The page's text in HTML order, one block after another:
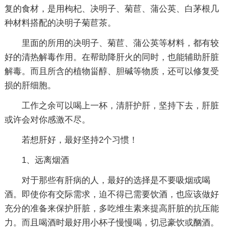
复的食材，是用枸杞、决明子、菊苣、蒲公英、白茅根几
种材料搭配的决明子菊苣茶。
里面的所用的决明子、菊苣、蒲公英等材料，都有较
好的清热解毒作用。在帮助降肝火的同时，也能辅助肝脏
解毒。而且所含的植物甾醇、胆碱等物质，还可以修复受
损的肝细胞。
工作之余可以喝上一杯，清肝护肝，坚持下去，肝脏
或许会对你感激不尽。
若想肝好，最好坚持2个习惯！
1、远离烟酒
对于那些有肝病的人，最好的选择是不要吸烟或喝
酒。即使你有交际需求，迫不得已需要饮酒，也应该做好
充分的准备来保护肝脏，多吃维生素来提高肝脏的抗压能
力。而且喝酒时最好用小杯子慢慢喝，切忌豪饮或酗酒。